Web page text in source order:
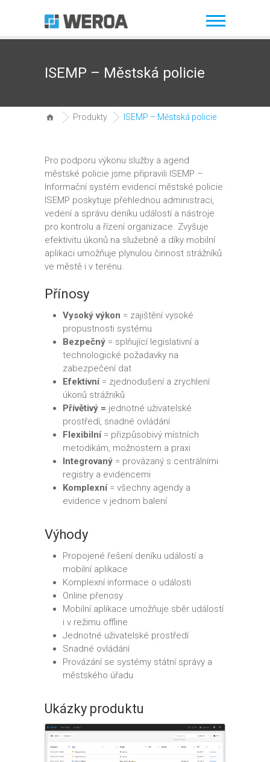
ISEMP – Městská policie
Produkty ISEMP – Městská policie
Pro podporu výkonu služby a agend
městské policie jsme připravili ISEMP –
Informační systém evidencí městské policie.
ISEMP poskytuje přehlednou administraci,
vedení a správu deníku událostí a nástroje
pro kontrolu a řízení organizace. Zvyšuje
efektivitu úkonů na služebně a díky mobilní
aplikaci umožňuje plynulou činnost strážníků
ve městě i v terénu.
Přínosy
Vysoký výkon = zajištění vysoké
propustnosti systému
Bezpečný = splňující legislativní a
technologické požadavky na
zabezpečení dat
Efektivní= zjednodušení a zrychlení
úkonů strážníků
Přívětivý = jednotné uživatelské
prostředí, snadné ovládání
Flexibilní= přizpůsobivý místních
metodikám, možnostem a praxi
Integrovaný = provázaný s centrálními
registry a evidencemi
Komplexní= všechny agendy a
evidence v jednom balení
Výhody
Propojené řešení deníku událostí a
mobilní aplikace
Komplexní informace o události
Online přenosy
Mobilní aplikace umožňuje sběr událostí
i v režimu offline
Jednotné uživatelské prostředí
Snadné ovládání
Provázání se systémy státní správy a
městského úřadu
Ukázky produktu